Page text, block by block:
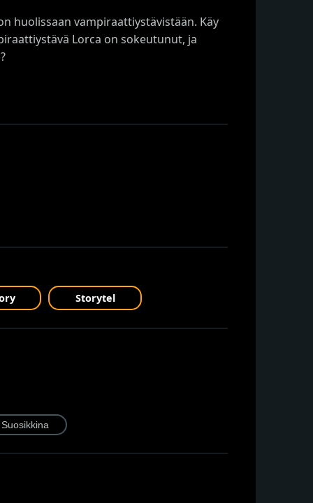
huolissaan vampiraattiystävistään. Käy
Lorca on sokeutunut, ja
Storytel